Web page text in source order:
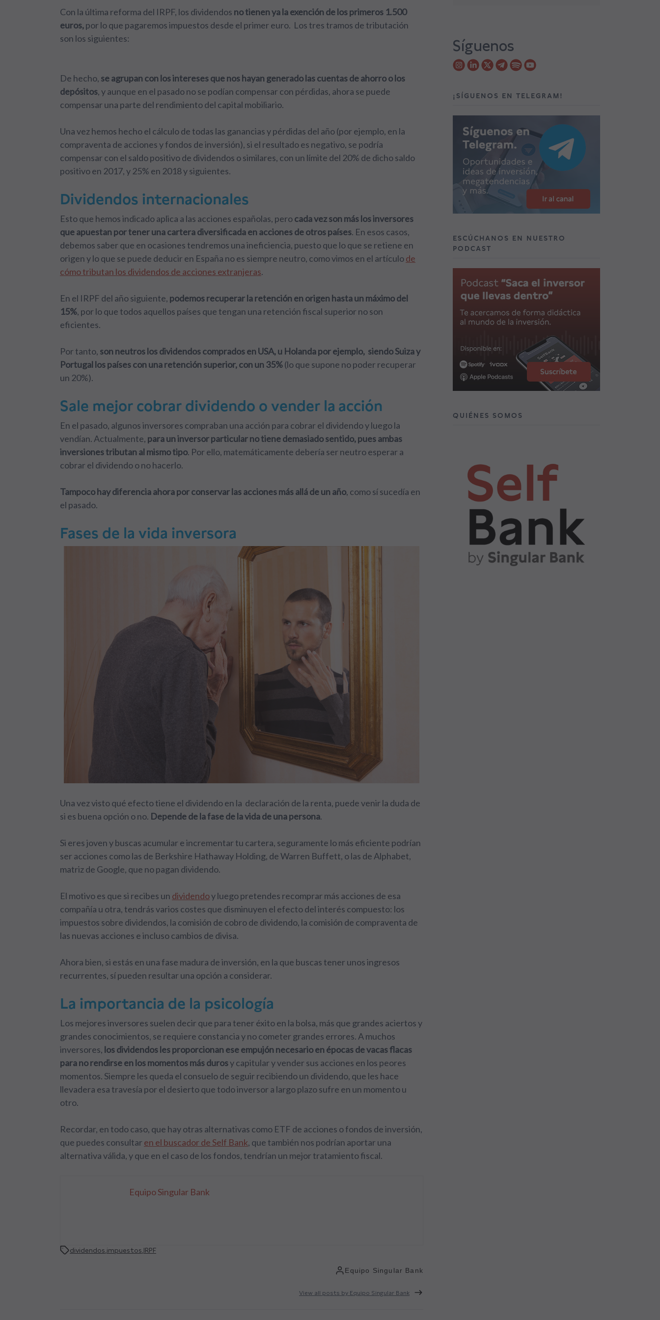
Con la última reforma del IRPF, los dividendos no tienen ya la exención de los primeros 1.500
euros,por lo que pagaremos impuestos desde el primer euro. Los tres tramos de tributación
son los siguientes:
De hecho, se agrupan con los intereses que nos hayan generado las cuentas de ahorro o los
depósitos, y aunque en el pasado no se podían compensar con pérdidas, ahora se puede
compensar una parte del rendimiento del capital mobiliario.
Una vez hemos hecho el cálculo de todas las ganancias y pérdidas del año (por ejemplo, en la
compraventa de acciones y fondos de inversión), si el resultado es negativo, se podría
compensar con el saldo positivo de dividendos o similares, con un límite del 20% de dicho saldo
positivo en 2017, y 25% en 2018 y siguientes.
Dividendos internacionales
Esto que hemos indicado aplica a las acciones españolas, perocada vez son más los inversores
que apuestan por tener una cartera diversificada en acciones de otros países. En esos casos,
debemos saber que en ocasiones tendremos una ineficiencia, puesto que lo que se retiene en
origen y lo que se puede deducir en España no es siempre neutro, como vimos en el artículode
cómo tributan los dividendos de acciones extranjeras.
En el IRPF del año siguiente, podemos recuperar la retención en origen hasta un máximo del
15%, por lo que todos aquellos países que tengan una retención fiscal superior no son
eficientes.
Por tanto, son neutros los dividendos comprados en USA, u Holanda por ejemplo, siendo Suiza y
Portugal los países con una retención superior, con un 35%(lo que supone no poder recuperar
un 20%).
Sale mejor cobrar dividendo o vender la acción
En el pasado, algunos inversores compraban una acción para cobrar el dividendo y luego la
vendían. Actualmente, para un inversor particular no tiene demasiado sentido, pues ambas
inversiones tributan al mismo tipo. Por ello, matemáticamente debería ser neutro esperar a
cobrar el dividendo o no hacerlo.
Tampoco hay diferencia ahora por conservar las acciones más allá de un año, como sí sucedía en
el pasado.
Fases de la vida inversora
Una vez visto qué efecto tiene el dividendo en la declaración de la renta, puede venir la duda de
si es buena opción o no. Depende de la fase de la vida de una persona.
Si eres joven y buscas acumular e incrementar tu cartera, seguramente lo más eficiente podrían
ser acciones como las de Berkshire Hathaway Holding, de Warren Buffett, o las de Alphabet,
matriz de Google, que no pagan dividendo.
El motivo es que si recibes un dividendoy luego pretendes recomprar más acciones de esa
compañía u otra, tendrás varios costes que disminuyen el efecto del interés compuesto: los
impuestos sobre dividendos, la comisión de cobro de dividendo, la comisión de compraventa de
las nuevas acciones e incluso cambios de divisa.
Ahora bien, si estás en una fase madura de inversión, en la que buscas tener unos ingresos
recurrentes, sí pueden resultar una opción a considerar.
La importancia de la psicología
Los mejores inversores suelen decir que para tener éxito en la bolsa, más que grandes aciertos y
grandes conocimientos, se requiere constancia y no cometer grandes errores. A muchos
inversores, los dividendos les proporcionan ese empujón necesario en épocas de vacas flacas
para no rendirse en los momentos más durosy capitular y vender sus acciones en los peores
momentos. Siempre les queda el consuelo de seguir recibiendo un dividendo, que les hace
llevadera esa travesía por el desierto que todo inversor a largo plazo sufre en un momento u
otro.
Recordar, en todo caso, que hay otras alternativas como ETF de acciones o fondos de inversión,
que puedes consultaren el buscador de Self Bank, que también nos podrían aportar una
alternativa válida, y que en el caso de los fondos, tendrían un mejor tratamiento fiscal.
Equipo Singular Bank
dividendos impuestos IRPF
Equipo Singular Bank
View all posts by Equipo Singular Bank
Síguenos
¡SÍGUENOS EN TELEGRAM!
ESCÚCHANOS EN NUESTRO
PODCAST
QUIÉNES SOMOS